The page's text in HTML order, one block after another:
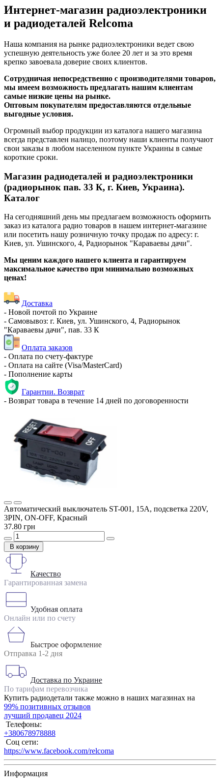
Интернет-магазин радиоэлектроники
и радиодеталей Relcoma
Наша компания на рынке радиоэлектроники ведет свою
успешную деятельность уже более 20 лет и за это время
крепко завоевала доверие своих клиентов.
Сотрудничая непосредственно с производителями товаров,
мы имеем возможность предлагать нашим клиентам
самые низкие цены на рынке.
Оптовым покупателям предоставляются отдельные
выгодные условия.
Огромный выбор продукции из каталога нашего магазина
всегда представлен налицо, поэтому наши клиенты получают
свои заказы в любом населенном пункте Украины в самые
короткие сроки.
Магазин радиодеталей и радиоэлектроники
(радиорынок пав. 33 К, г. Киев, Украина).
Каталог
На сегодняшний день мы предлагаем возможность оформить
заказ из каталога радио товаров в нашем интернет-магазине
или посетить нашу розничную точку продаж по адресу: г.
Киев, ул. Ушинского, 4, Радиорынок "Караваевы дачи".
Мы ценим каждого нашего клиента и гарантируем
максимальное качество при минимально возможных
ценах!
Доставка
- Новой почтой по Украине
- Самовывоз: г. Киев, ул. Ушинского, 4, Радиорынок
"Караваевы дачи", пав. 33 К
Оплата заказов
- Оплата по счету-фактуре
- Оплата на сайте (Visa/MasterCard)
- Пополнение карты
Гарантии. Возврат
- Возврат товара в течение 14 дней по договоренности
Автоматический выключатель ST-001, 15А, подсветка 220V,
3PIN, ON-OFF, Красный
37.80 грн
В корзину
Качество
Гарантированная замена
Удобная оплата
Онлайн или по счету
Быстрое оформление
Отправка 1-2 дня
Доставка по Украине
По тарифам перевозчика
Купить радиодетали также можно в наших магазинах на
99% позитивных отзывов
лучший продавец 2024
Телефоны:
+380678978888
Соц сети:
https://www.facebook.com/relcoma
Информация